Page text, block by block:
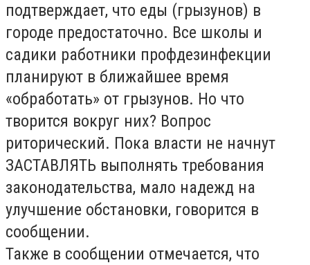
подтверждает, что еды (грызунов) в
городе предостаточно. Все школы и
садики работники профдезинфекции
планируют в ближайшее время
«обработать» от грызунов. Но что
творится вокруг них? Вопрос
риторический. Пока власти не начнут
ЗАСТАВЛЯТЬ выполнять требования
законодательства, мало надежд на
улучшение обстановки, говорится в
сообщении.
Также в сообщении отмечается, что